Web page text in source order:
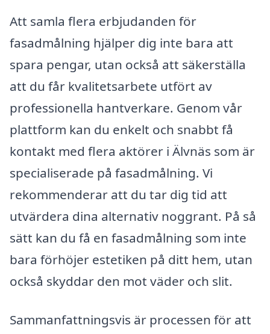
Att samla flera erbjudanden för
fasadmålning hjälper dig inte bara att
spara pengar, utan också att säkerställa
att du får kvalitetsarbete utfört av
professionella hantverkare. Genom vår
plattform kan du enkelt och snabbt få
kontakt med flera aktörer i Älvnäs som är
specialiserade på fasadmålning. Vi
rekommenderar att du tar dig tid att
utvärdera dina alternativ noggrant. På så
sätt kan du få en fasadmålning som inte
bara förhöjer estetiken på ditt hem, utan
också skyddar den mot väder och slit.
Sammanfattningsvis är processen för att